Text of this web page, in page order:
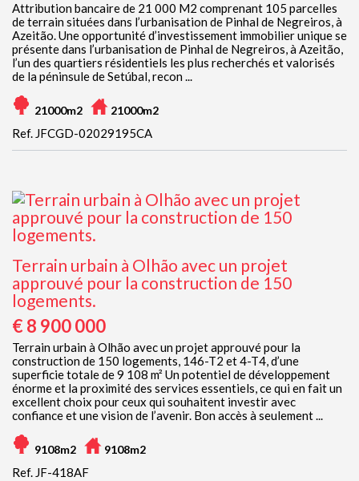
Attribution bancaire de 21 000 M2 comprenant 105 parcelles
de terrain situées dans l’urbanisation de Pinhal de Negreiros, à
Azeitão. Une opportunité d’investissement immobilier unique se
présente dans l’urbanisation de Pinhal de Negreiros, à Azeitão,
l’un des quartiers résidentiels les plus recherchés et valorisés
de la péninsule de Setúbal, recon ...
21000m2 21000m2
Ref. JFCGD-02029195CA
Terrain urbain à Olhão avec un projet
approuvé pour la construction de 150
logements.
€ 8 900 000
Terrain urbain à Olhão avec un projet approuvé pour la
construction de 150 logements, 146-T2 et 4-T4, d’une
superficie totale de 9 108 m² Un potentiel de développement
énorme et la proximité des services essentiels, ce qui en fait un
excellent choix pour ceux qui souhaitent investir avec
confiance et une vision de l’avenir. Bon accès à seulement ...
9108m2 9108m2
Ref. JF-418AF